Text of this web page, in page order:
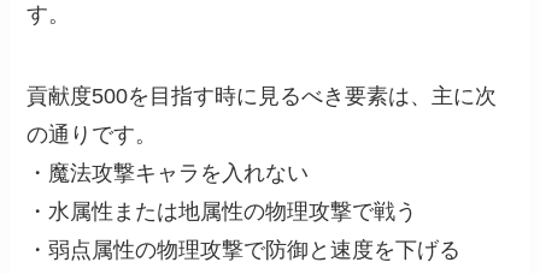
す。
貢献度500を目指す時に見るべき要素は、主に次
の通りです。
・魔法攻撃キャラを入れない
・水属性または地属性の物理攻撃で戦う
・弱点属性の物理攻撃で防御と速度を下げる